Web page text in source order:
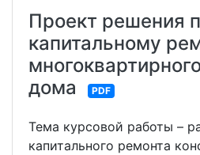
Проект решения
капитальному
дома
PDF
Тема курсовой работы –
капитального ремонта